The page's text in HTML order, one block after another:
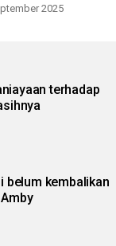
2025
terhadap
belum kembalikan